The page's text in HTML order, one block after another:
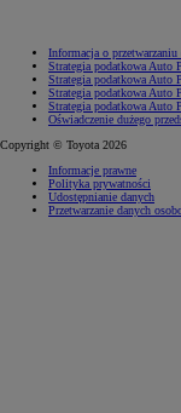
Informacja o
Strategia podatkowa Auto
Strategia podatkowa Auto
Strategia podatkowa Auto
Strategia podatkowa Auto
Oświadczenie dużego
Copyright © Toyota 2026
Informacje prawne
Polityka prywatności
Udostępnianie danych
Przetwarzanie danych